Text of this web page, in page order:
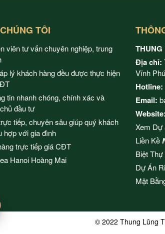
TÔI
viên tư vấn chuyên nghiệp, trung
lý khách hàng đều được thực hiện
tin nhanh chóng, chính xác và
đầu tư
tiếp, chuyên sâu giúp quý khách
hợp với gia đình
trực tiếp giá CĐT
Hanoi Hoàng Mai
THUNG
Địa chỉ:
Vĩnh
Hotline:
Email:
Website:
Xem Dự
Liền Kề
Biệt
Dự Án
Mặt
© 2022 Thung Lũng